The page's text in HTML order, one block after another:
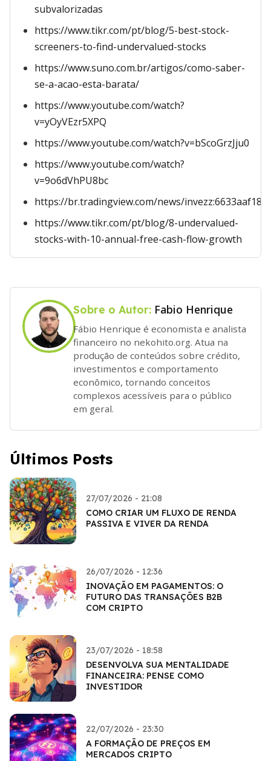
subvalorizadas
https://www.tikr.com/pt/blog/5-best-stock-
screeners-to-find-undervalued-stocks
https://www.suno.com.br/artigos/como-saber-
se-a-acao-esta-barata/
https://www.youtube.com/watch?
v=yOyVEzr5XPQ
https://www.youtube.com/watch?v=bScoGrzJju0
https://www.youtube.com/watch?
v=9o6dVhPU8bc
https://br.tradingview.com/news/
https://www.tikr.com/pt/blog/8-undervalued-
stocks-with-10-annual-free-cash-flow-growth
Sobre o Autor: Fabio Henrique
Fábio Henrique é economista e analista
financeiro no nekohito.org. Atua na
produção de conteúdos sobre crédito,
investimentos e comportamento
econômico, tornando conceitos
complexos acessíveis para o público
em geral.
Últimos Posts
27/07/2026 - 21:08
COMO CRIAR UM FLUXO DE RENDA
PASSIVA E VIVER DA RENDA
26/07/2026 - 12:36
INOVAÇÃO EM PAGAMENTOS: O
FUTURO DAS TRANSAÇÕES B2B
COM CRIPTO
23/07/2026 - 18:58
DESENVOLVA SUA MENTALIDADE
FINANCEIRA: PENSE COMO
INVESTIDOR
22/07/2026 - 23:30
A FORMAÇÃO DE PREÇOS EM
MERCADOS CRIPTO